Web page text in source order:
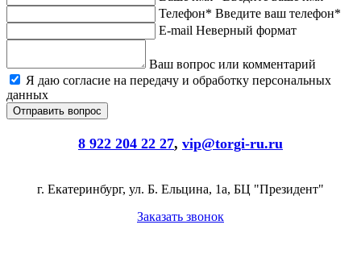
Телефон* Введите ваш телефон*
E-mail Неверный формат
Ваш вопрос или комментарий
Я даю согласие на передачу и обработку персональных
данных
8 922 204 22 27, vip@torgi-ru.ru
г. Екатеринбург, ул. Б. Ельцина, 1а, БЦ "Президент"
Заказать звонок